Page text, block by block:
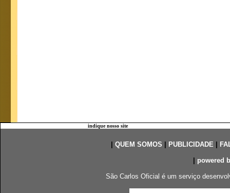
indique nosso site
QUEM SOMOS PUBLICIDADE|
powered
São Carlos Oficial é um serviço